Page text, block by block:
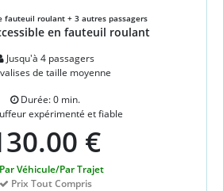
fauteuil roulant + 3 autres passagers
en fauteuil roulant
Jusqu'à 4 passagers
de taille moyenne
Durée: 0 min.
expérimenté et fiable
€
Par Véhicule/Par Trajet
Prix Tout Compris